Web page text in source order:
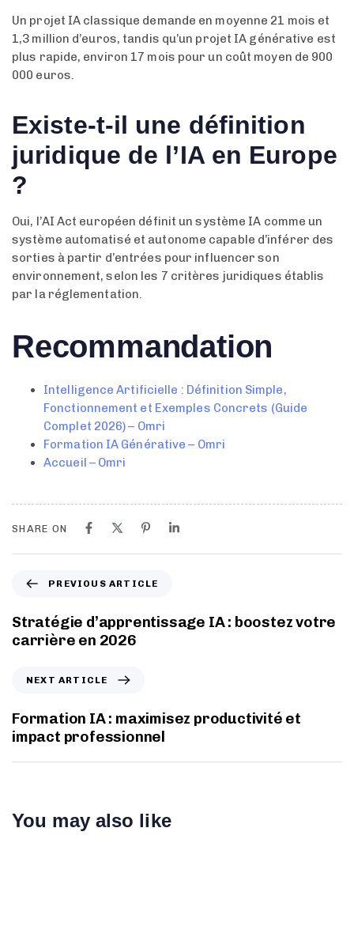
Un projet IA classique demande en moyenne 21 mois et
1,3 million d’euros, tandis qu’un projet IA générative est
plus rapide, environ 17 mois pour un coût moyen de 900
000 euros.
Existe-t-il une définition
juridique de l’IA en Europe
?
Oui, l’AI Act européen définit un système IA comme un
système automatisé et autonome capable d’inférer des
sorties à partir d’entrées pour influencer son
environnement, selon les 7 critères juridiques établis
par la réglementation.
Recommandation
Intelligence Artificielle : Définition Simple,
Fonctionnement et Exemples Concrets (Guide
Complet 2026) – Omri
Formation IA Générative – Omri
Accueil – Omri
SHARE ON
PREVIOUS ARTICLE
Stratégie d’apprentissage IA : boostez votre
carrière en 2026
NEXT ARTICLE
Formation IA : maximisez productivité et
impact professionnel
You may also like